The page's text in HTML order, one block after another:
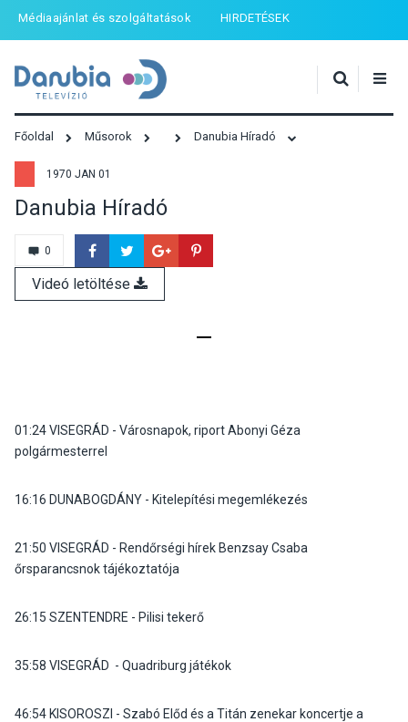
Médiaajánlat és szolgáltatások HIRDETÉSEK
Főoldal Műsorok Danubia Híradó
1970 JAN 01
Danubia Híradó
0
Videó letöltése
01:24 VISEGRÁD - Városnapok, riport Abonyi Géza
polgármesterrel
16:16 DUNABOGDÁNY - Kitelepítési megemlékezés
21:50 VISEGRÁD - Rendőrségi hírek Benzsay Csaba
őrsparancsnok tájékoztatója
26:15 SZENTENDRE - Pilisi tekerő
35:58 VISEGRÁD - Quadriburg játékok
46:54 KISOROSZI - Szabó Előd és a Titán zenekar koncertje a